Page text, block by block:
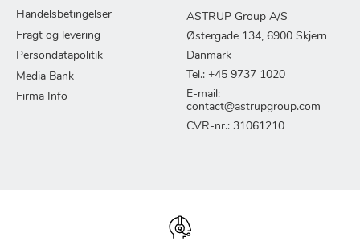
Handelsbetingelser
Fragt og levering
Persondatapolitik
Media Bank
Firma Info
ASTRUP Group A/S
Østergade 134, 6900 Skjern
Danmark
Tel.: +45 9737 1020
E-mail:
contact@astrupgroup.com
CVR-nr.: 31061210